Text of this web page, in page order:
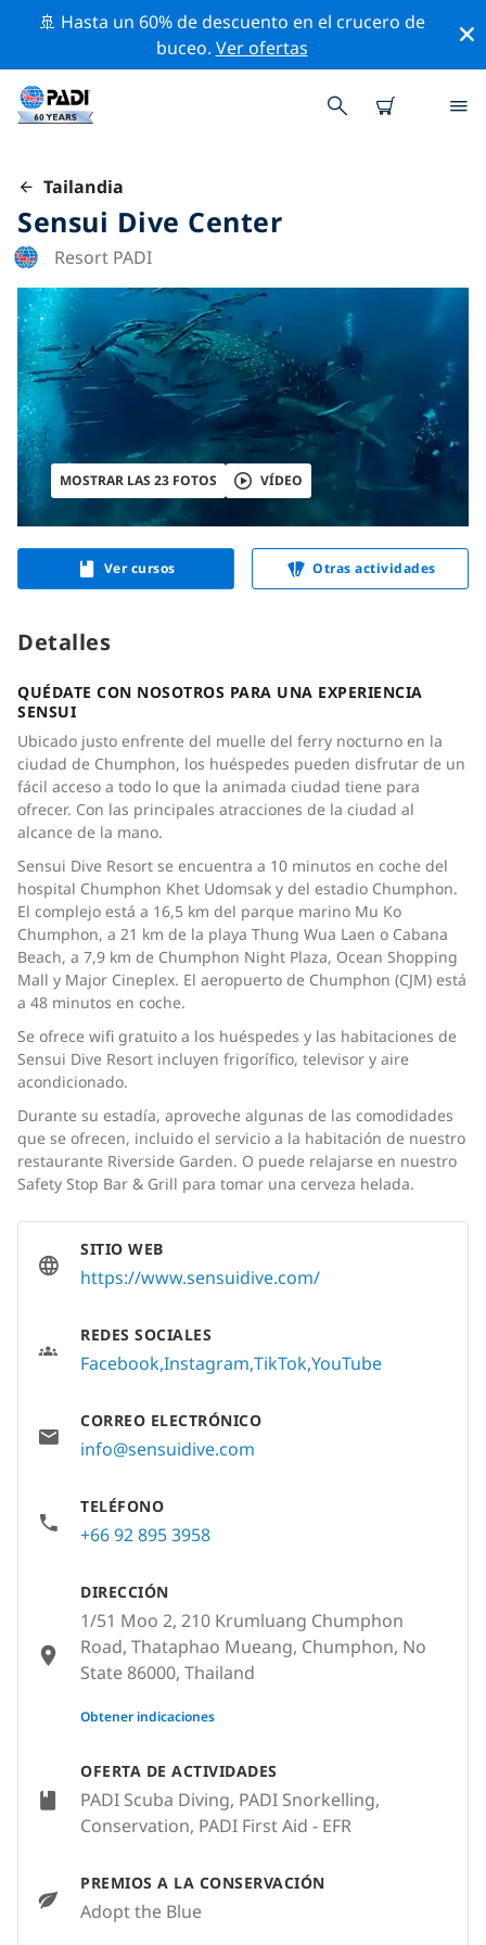
🚢 Hasta un 60% de descuento en el crucero de
buceo. Ver ofertas
Tailandia
Sensui Dive Center
Resort PADI
MOSTRAR LAS 23 FOTOS VÍDEO
Ver cursos Otras actividades
Detalles
QUÉDATE CON NOSOTROS PARA UNA EXPERIENCIA
SENSUI
Ubicado justo enfrente del muelle del ferry nocturno en la
ciudad de Chumphon, los huéspedes pueden disfrutar de un
fácil acceso a todo lo que la animada ciudad tiene para
ofrecer. Con las principales atracciones de la ciudad al
alcance de la mano.
Sensui Dive Resort se encuentra a 10 minutos en coche del
hospital Chumphon Khet Udomsak y del estadio Chumphon.
El complejo está a 16,5 km del parque marino Mu Ko
Chumphon, a 21 km de la playa Thung Wua Laen o Cabana
Beach, a 7,9 km de Chumphon Night Plaza, Ocean Shopping
Mall y Major Cineplex. El aeropuerto de Chumphon (CJM) está
a 48 minutos en coche.
Se ofrece wifi gratuito a los huéspedes y las habitaciones de
Sensui Dive Resort incluyen frigorífico, televisor y aire
acondicionado.
Durante su estadía, aproveche algunas de las comodidades
que se ofrecen, incluido el servicio a la habitación de nuestro
restaurante Riverside Garden. O puede relajarse en nuestro
Safety Stop Bar & Grill para tomar una cerveza helada.
OFERTA DE ACTIVIDADES
PADI Scuba Diving, PADI Snorkelling,
Conservation, PADI First Aid - EFR
PREMIOS A LA CONSERVACIÓN
Adopt the Blue
SITIO WEB
https://www.sensuidive.com/
REDES SOCIALES
FacebookInstagram TikTokYouTube
CORREO ELECTRÓNICO
info@sensuidive.com
TELÉFONO
+66 92 895 3958
DIRECCIÓN
1/51 Moo 2, 210 Krumluang Chumphon
Road, Thataphao Mueang, Chumphon, No
State 86000, Thailand
None
Obtener indicaciones